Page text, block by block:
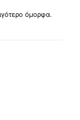
όμορφα.